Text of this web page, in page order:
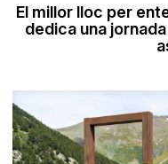
El millor lloc per
dedica una